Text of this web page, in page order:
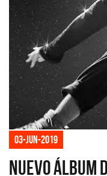
03-jun-2019
Nuevo álbum